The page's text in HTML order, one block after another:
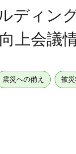
ディン
上会議
震災への備え 被災